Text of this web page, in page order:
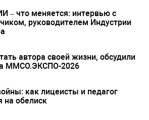
– что меняется: интервью с
руководителем Индустрии
автора своей жизни, обсудили
ММСО.ЭКСПО-2026
как лицеисты и педагог
на обелиск